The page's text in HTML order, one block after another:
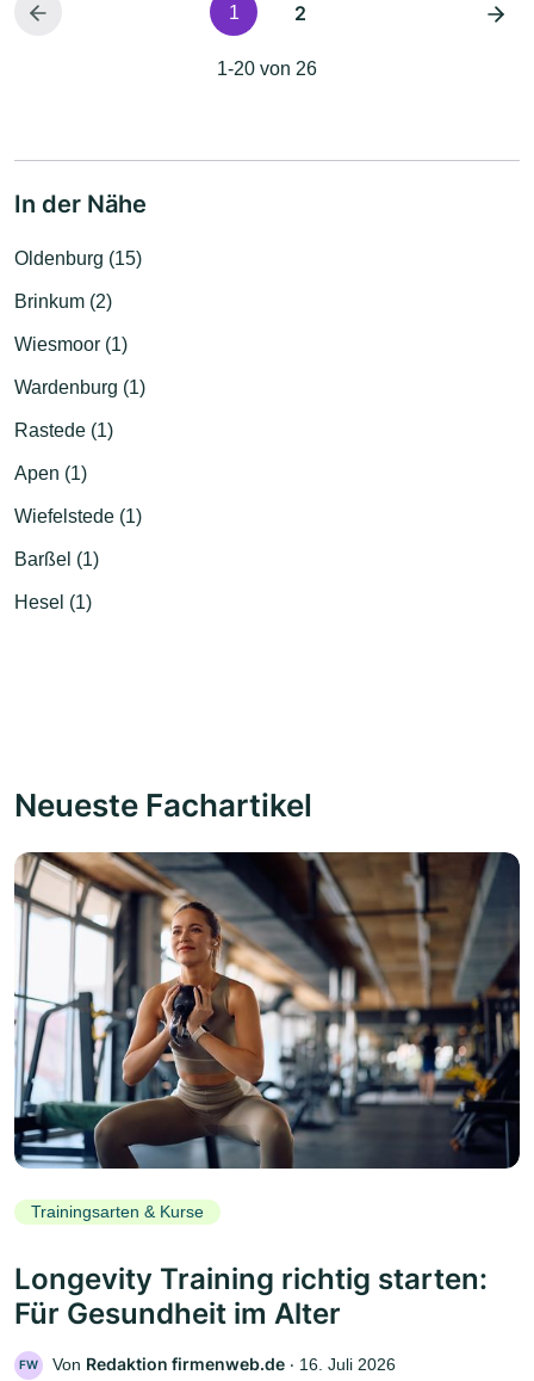
1 2
1-20 von 26
In der Nähe
Oldenburg (15)
Brinkum (2)
Wiesmoor (1)
Wardenburg (1)
Rastede (1)
Apen (1)
Wiefelstede (1)
Barßel (1)
Hesel (1)
Neueste Fachartikel
Trainingsarten & Kurse
Longevity Training richtig starten:
Für Gesundheit im Alter
FW Von Redaktion firmenweb.de ‧ 16. Juli 2026